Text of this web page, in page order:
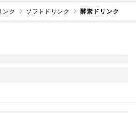
ンク ソフトドリンク 酵素ドリンク